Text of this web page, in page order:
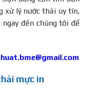
xử lý nước thải uy tín,
đến chúng tôi để
mực in